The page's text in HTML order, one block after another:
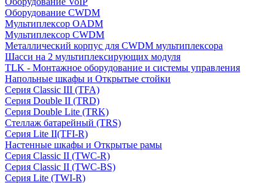
Оборудование CWDM
Мультиплекcор OADM
Мультиплексор CWDM
Металлический корпус для CWDM мультиплексора
Шасси на 2 мультиплексирующих модуля
TLK - Монтажное оборудование и системы управления
Напольные шкафы и Открытые стойки
Серия Classic III (TFA)
Серия Double II (TRD)
Серия Double Lite (TRK)
Стеллаж батарейный (TRS)
Серия Lite II(TFI-R)
Настенные шкафы и Открытые рамы
Серия Classic II (TWC-R)
Серия Classic II (TWC-BS)
Серия Lite (TWI-R)